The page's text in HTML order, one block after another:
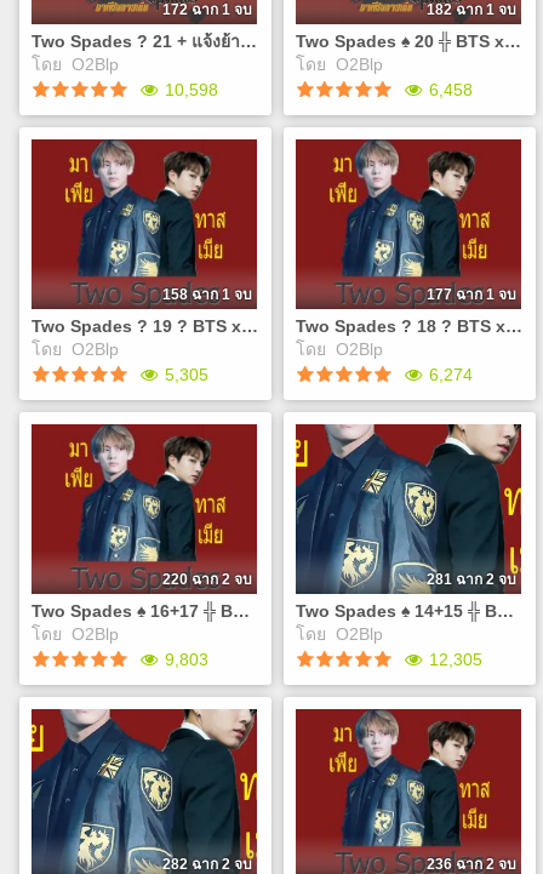
Two Spades ? 21 + แจ้งย้ายAccount ? BTS x You ? #มาเฟียทาสเมีย
โดย O2Blp
172 ฉาก 1 จบ
10,598
Two Spades ? 21 + แจ้ง
ย้ายAccount ? BTS x You ?
#มาเฟียทาสเมีย
Link ตอนที่ 22 เป็นต้นไป
https://www.dek-
d.com/visualnovel/user/SinBlue/
(คัดลอกลิ้งไปค้นหาได้เลย)
เนื่องจากพื้นที่อัพรูปฉากเต็ม
ตอนต่อไปจะทำไหม?ไม่แน่งับ
ถ้าได้ยอดวิว+คอมเม้น
เพิ่ม(นิยายเรื่องไหนของแอค
เค้าไรท์ก็ได้) = ได้ค่าEXPเพิ่ม
= ได้พื้นที่จัดเก็บรูปสำหรับทำ
ฉากเพิ่ม>>เราก็ทำต่อแน่ๆงับ
แต่ถ้าพื่นที่จัดเก็บยังเต็มอยู่แบบ
นี้ก็ไม่สามารถอัพโหลดรูปฉาก
ได้ ก็ทำ VN ต่อไม่ได้งับ
(ปล.ตอนนี้รูปเก่าๆจะเยอะ
หน่อย) ? ถ้าทุกคนอยากอ่านต่อ
ปั่นยอดวิว + เม้น ให้เราด้วย
นะคะ
Two Spades ♠ 20 ╬ BTS x You ╬ #มาเฟียทาสเมีย
โดย O2Blp
182 ฉาก 1 จบ
6,458
Two Spades ♠ 20 ╬ BTS x
You ╬ #มาเฟียทาสเมีย
เปิด Pre - order เล่ม
นิยาย 3 เรื่องอีกครั้ง [รอบ
Covid19] 10 พ.ค. - 2 ส.ค. 63
https://drive.google.com/open?
id=1O25M57X_-
znssWxvK1nTwrOm2-
teh2Zq-DI1kRWHgys ลิ้ง E-
Book
http://www.mebmarket.com/
❤`•.¸¸.•❤`•.¸¸.• ช่องทางติดต่อ
และทวงฟิคกับไรท์ Twitter :
@sinBluePrincess Facebook
:
https://www.facebook.com/
❤`•.¸¸.•❤`•.¸¸.•
Two Spades ? 19 ? BTS x You ? #มาเฟียทาสเมีย
โดย O2Blp
158 ฉาก 1 จบ
5,305
Two Spades ? 19 ? BTS x
You ? #มาเฟียทาสเมีย
เจอ'มาเฟีย'ก็เหมือนความ
ตายอยู่ตรงหน้า แต่บางคนอาจ
เคยได้ยินคำพูดที่ว่า"เหนือจอม
ยุทธยังมีมนุษย์เมีย" แต่ผมเป็น
มาเฟีย "เหนือมาเฟียยังมีมนุษย์
เมียเช่นกัน" T-T ชีวิตมันเศร้า
ลิ้ง E-Book
http://www.mebmarket.com/index.php?
?`?.??.??`?.??.? ช่องทาง
ติดต่อและทวงฟิคกับไรท์
Twitter : @sinBluePrincess
Facebook :
https://www.facebook.com/groups/402309293623614/
?`?.??.??`?.??.?
Two Spades ? 18 ? BTS x You ? #มาเฟียทาสเมีย
โดย O2Blp
177 ฉาก 1 จบ
6,274
Two Spades ? 18 ? BTS x
You ? #มาเฟียทาสเมีย
เจอ'มาเฟีย'ก็เหมือนความ
ตายอยู่ตรงหน้า แต่บางคนอาจ
เคยได้ยินคำพูดที่ว่า"เหนือจอม
ยุทธยังมีมนุษย์เมีย" แต่ผมเป็น
มาเฟีย "เหนือมาเฟียยังมีมนุษย์
เมียเช่นกัน" T-T ชีวิตมันเศร้า
ลิ้ง E-Book
http://www.mebmarket.com/
?`?.??.??`?.??.? ช่องทาง
ติดต่อและทวงฟิคกับไรท์
Twitter : @sinBluePrincess
Facebook :
https://www.facebook.com/
?`?.??.??`?.??.?
Two Spades ♠ 16+17 ╬ BTS x You ╬ #มาเฟียทาสเมีย
โดย O2Blp
220 ฉาก 2 จบ
9,803
Two Spades ♠ 16+17 ╬
BTS x You ╬ #มาเฟียทาส
เมีย
เจอ'มาเฟีย'ก็เหมือนความ
ตายอยู่ตรงหน้า แต่บางคนอาจ
เคยได้ยินคำพูดที่ว่า"เหนือจอม
ยุทธยังมีมนุษย์เมีย" แต่ผมเป็น
Two Spades ♠ 14+15 ╬ BTS x You ╬ #มาเฟียทาสเมีย
โดย O2Blp
281 ฉาก 2 จบ
12,305
Two Spades ♠ 14+15 ╬
BTS x You ╬ #มาเฟียทาส
เจอ'มาเฟีย'ก็เหมือนความ
ตายอยู่ตรงหน้า แต่บางคนอาจ
เคยได้ยินคำพูดที่ว่า"เหนือจอม
ยุทธยังมีมนุษย์เมีย" แต่ผมเป็น
282 ฉาก 2 จบ 236 ฉาก 2 จบ